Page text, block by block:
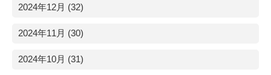
2024年12月 (32)
2024年11月 (30)
2024年10月 (31)